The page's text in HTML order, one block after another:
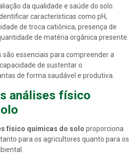
da qualidade e saúde do solo.
características como pH,
de troca catiônica, presença de
de matéria orgânica presente.
essenciais para compreender a
de sustentar o
de forma saudável e produtiva.
análises físico
físico químicas do solo proporciona
para os agricultores quanto para os